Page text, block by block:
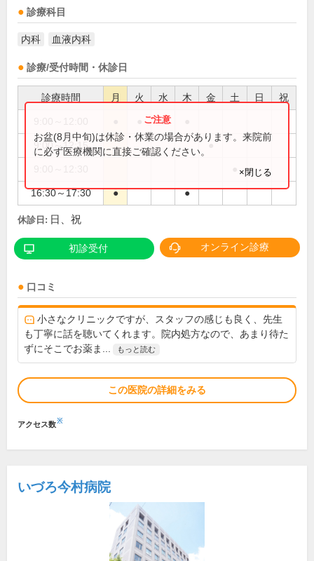
診療科目
内科 血液内科
診療/受付時間・休診日
診療時間 月 火 水 木 金 土 日 祝
●
9:00～12:15 ●
16:30～17:30 ● ●
お盆(8月中旬)は休診・休業の場合があります。来院前
に必ず医療機関に直接ご確認ください。
×閉じる
休診日: 日、祝
初診受付 オンライン診療
口コミ
小さなクリニックですが、スタッフの感じも良く、先生
も丁寧に話を聴いてくれます。院内処方なので、あまり待た
ずにそこでお薬ま...
もっと読む
この医院の詳細をみる
アクセス数※
いづろ今村病院